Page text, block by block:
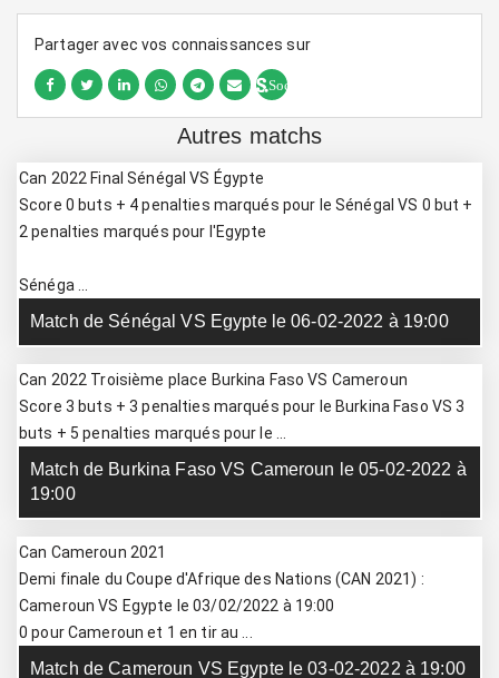
Partager avec vos connaissances sur
Sociallinki
Autres matchs
Can 2022 Final Sénégal VS Égypte
Score 0 buts + 4 penalties marqués pour le Sénégal VS 0 but +
2 penalties marqués pour l'Egypte
Sénéga ...
Match de Sénégal VS Egypte le 06-02-2022 à 19:00
Can 2022 Troisième place Burkina Faso VS Cameroun
Score 3 buts + 3 penalties marqués pour le Burkina Faso VS 3
buts + 5 penalties marqués pour le ...
Match de Burkina Faso VS Cameroun le 05-02-2022 à
19:00
Can Cameroun 2021
Demi finale du Coupe d'Afrique des Nations (CAN 2021) :
Cameroun VS Egypte le 03/02/2022 à 19:00
0 pour Cameroun et 1 en tir au ...
Match de Cameroun VS Egypte le 03-02-2022 à 19:00